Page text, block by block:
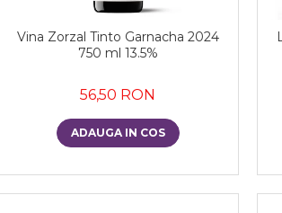
Vina Zorzal Tinto Garnacha 2024
750 ml 13.5%
56,50 RON
ADAUGA IN COS